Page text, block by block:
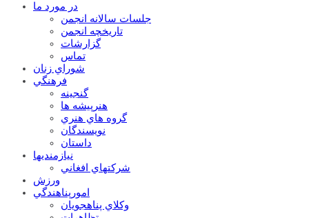
در مورد ما
جلسات سالانه انجمن
تاریخچه انجمن
گزارشات
تماس
شوراي زنان
فرهنگي
گنجينه
هنرپيشه ها
گروه هاي هنري
نويسندگان
داستان
نيازمنديها
شرکتهاي افغاني
ورزش
امورپناهندگي
وکلاي پناهجويان